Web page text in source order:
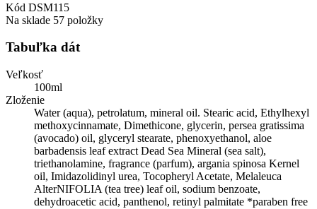
Kód DSM115
Na sklade 57 položky
Tabuľka dát
Veľkosť
100ml
Zloženie
Water (aqua), petrolatum, mineral oil. Stearic acid, Ethylhexyl
methoxycinnamate, Dimethicone, glycerin, persea gratissima
(avocado) oil, glyceryl stearate, phenoxyethanol, aloe
barbadensis leaf extract Dead Sea Mineral (sea salt),
triethanolamine, fragrance (parfum), argania spinosa Kernel
oil, Imidazolidinyl urea, Tocopheryl Acetate, Melaleuca
AlterNIFOLIA (tea tree) leaf oil, sodium benzoate,
dehydroacetic acid, panthenol, retinyl palmitate *paraben free